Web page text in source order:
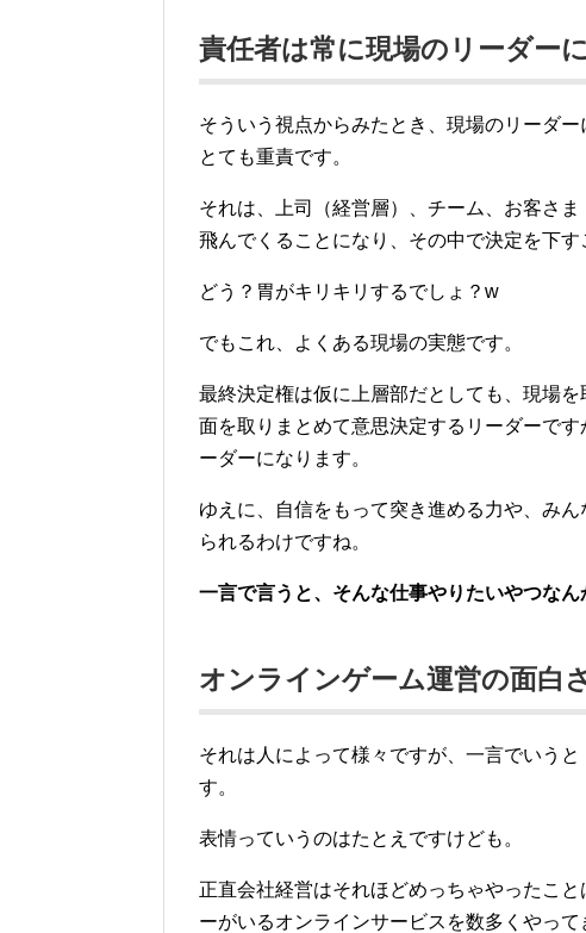
責任者は常に現場のリーダー
そういう視点からみたとき、現場のリーダ
とても重責です。
それは、上司（経営層）、チーム、お客さ
飛んでくることになり、その中で決定を下す
どう？胃がキリキリするでしょ？w
でもこれ、よくある現場の実態です。
最終決定権は仮に上層部だとしても、現場
面を取りまとめて意思決定するリーダーで
ーダーになります。
ゆえに、自信をもって突き進める力や、み
られるわけですね。
一言で言うと、そんな仕事やりたいやつな
オンラインゲーム運営の面白
それは人によって様々ですが、一言でいう
す。
表情っていうのはたとえですけども。
正直会社経営はそれほどめっちゃやったこ
ーがいるオンラインサービスを数多くやっ